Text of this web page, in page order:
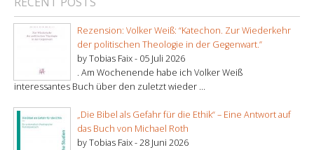
Rezension: Volker Weiß: “Katechon. Zur Wiederkehr
der politischen Theologie in der Gegenwart.”
by Tobias Faix - 05 Juli 2026
. Am Wochenende habe ich Volker Weiß
interessantes Buch über den zuletzt wieder ...
„Die Bibel als Gefahr für die Ethik“ – Eine Antwort auf
das Buch von Michael Roth
by Tobias Faix -28 Juni 2026